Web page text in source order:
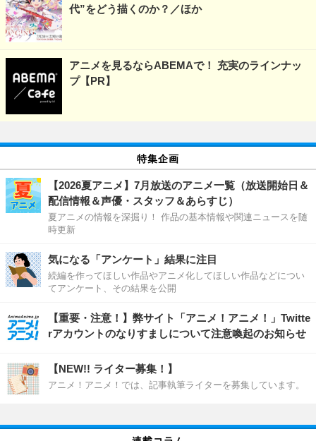
代”をどう描くのか？／ほか
アニメを見るならABEMAで！ 充実のラインナッ
プ【PR】
特集企画
【2026夏アニメ】7月放送のアニメ一覧（放送開始日＆
配信情報＆声優・スタッフ＆あらすじ）
夏アニメの情報を深掘り！ 作品の基本情報や関連ニュースを随
時更新
気になる「アンケート」結果に注目
続編を作ってほしい作品やアニメ化してほしい作品などについ
てアンケート、その結果を公開
【重要・注意！】弊サイト「アニメ！アニメ！」Twitte
rアカウントのなりすましについて注意喚起のお知らせ
【NEW!! ライター募集！】
アニメ！アニメ！では、記事執筆ライターを募集しています。